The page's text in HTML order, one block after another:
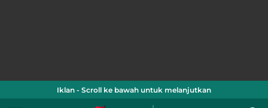
Iklan - Scroll ke bawah untuk melanjutkan